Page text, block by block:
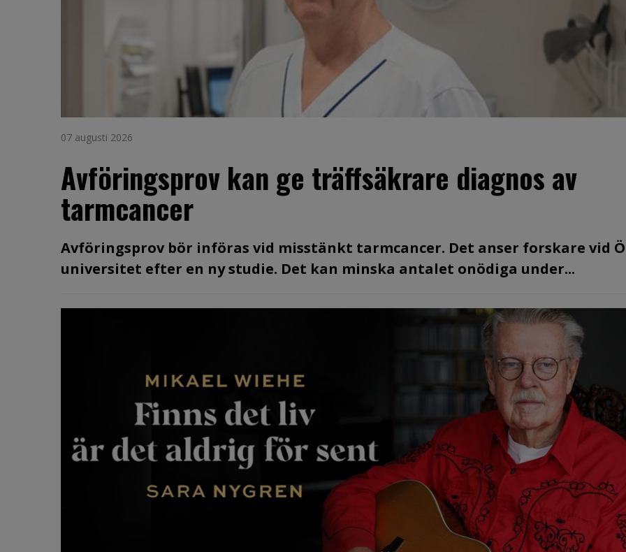
07 augusti 2026
Avföringsprov kan ge träffsäkrare diagnos av
tarmcancer
Avföringsprov bör införas vid misstänkt tarmcancer. Det anser forskare vid
universitet efter en ny studie. Det kan minska antalet onödiga under...